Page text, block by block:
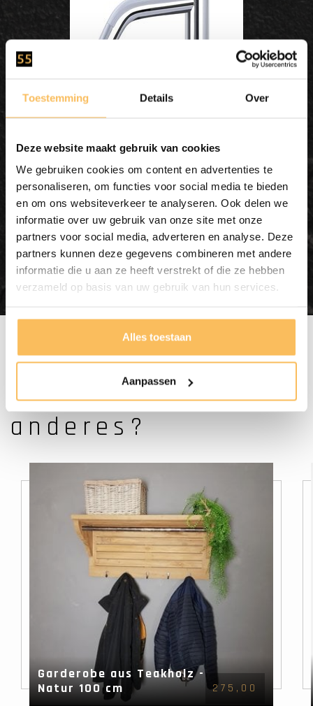
Toestemming Details Over
Deze website maakt gebruik van cookies
We gebruiken cookies om content en advertenties te
personaliseren, om functies voor social media te bieden
en om ons websiteverkeer te analyseren. Ook delen we
informatie over uw gebruik van onze site met onze
partners voor social media, adverteren en analyse. Deze
partners kunnen deze gegevens combineren met andere
informatie die u aan ze heeft verstrekt of die ze hebben
verzameld op basis van uw gebruik van hun services.
Alles toestaan
Aanpassen
gebogen - Chrom
In meinen Warenkorb
legen
59,00
Suchen Sie etwas
anderes?
Garderobe aus Teakholz -
Natur 100 cm
275,00